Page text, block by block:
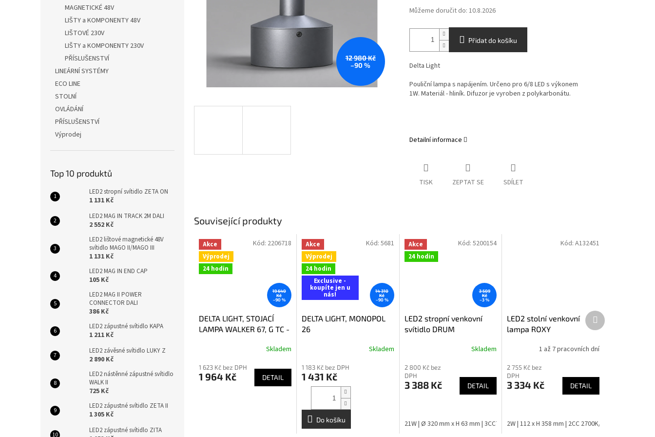
MAGNETICKÉ 48V
LIŠTY a KOMPONENTY 48V
LIŠTOVÉ 230V
LIŠTY a KOMPONENTY 230V
PŘÍSLUŠENSTVÍ
LINEÁRNÍ SYSTÉMY
ECO LINE
STOLNÍ
OVLÁDÁNÍ
PŘÍSLUŠENSTVÍ
Výprodej
Top 10 produktů
LED2 stropní svítidlo ZETA ON
1 131 Kč
LED2 MAG IN TRACK 2M DALI
2 552 Kč
LED2 lištové magnetické 48V
svítidlo MAGO II/MAGO III
1 131 Kč
LED2 MAG IN END CAP
105 Kč
LED2 MAG II POWER
CONNECTOR DALI
386 Kč
LED2 zápustné svítidlo KAPA
1 211 Kč
LED2 závěsné svítidlo LUKY Z
2 890 Kč
LED2 nástěnné zápustné svítidlo
WALK II
725 Kč
LED2 zápustné svítidlo ZETA II
1 305 Kč
LED2 zápustné svítidlo ZITA
12 980 Kč
–90 %
Můžeme doručit do: 10.8.2026
Přidat do košíku
Delta Light
Pouliční lampa s napájením. Určeno pro 6/8 LED s výkonem
1W. Materiál - hliník. Difuzor je vyroben z polykarbonátu.
Detailní informace
TISK ZEPTAT SE SDÍLET
Související produkty
Akce
Výprodej
24 hodin
19 640
Kč
–90 %
DELTA LIGHT, STOJACÍ
LAMPA WALKER 67, G TC -
Skladem
1 623 Kč bez DPH
1 964 Kč DETAIL
Kód: 2206718
Akce
Výprodej
24 hodin
Exclusive -
koupíte jen u
nás!
14 310
Kč
–90 %
DELTA LIGHT, MONOPOL
26
Skladem
1 183 Kč bez DPH
1 431 Kč
Do košíku
Kód: 5681
Akce
24 hodin
3 509
Kč
–3 %
LED2 stropní venkovní
svítidlo DRUM
Skladem
2 800 Kč bez
DPH
3 388 Kč DETAIL
21W | Ø 320 mm x H 63 mm | 3CCT 3000K/4000K/6500K
Kód:5200154
LED2 stolní venkovní
lampa ROXY
1 až 7 pracovních dní
2 755 Kč bez
DPH
3 334 Kč DETAIL
2W | 112 x H 358 mm | 2CC 2700K/3000K
Kód: A132451
Další
produkt